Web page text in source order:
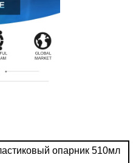
опарник 510мл